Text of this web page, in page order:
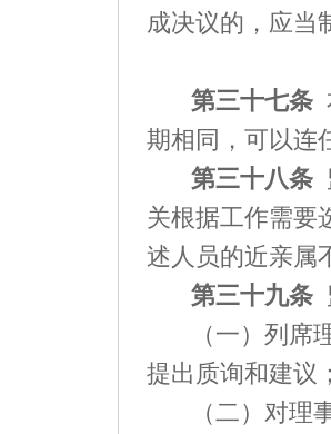
成决议的，应当
第三十七条
期相同，可以连
第三十八条
关根据工作需要
述人员的近亲属
第三十九条
（一）列
提出质询和建议
（二）对